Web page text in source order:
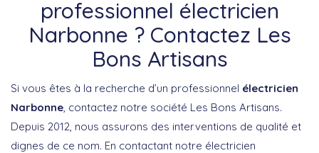
professionnel électricien
Narbonne ? Contactez Les
Bons Artisans
Si vous êtes à la recherche d’un professionnel électricien
Narbonne , contactez notre société Les Bons Artisans.
Depuis 2012, nous assurons des interventions de qualité et
dignes de ce nom. En contactant notre électricien